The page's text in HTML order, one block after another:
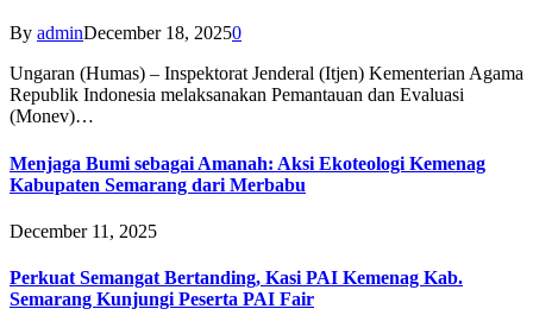
By adminDecember 18, 20250
Ungaran (Humas) – Inspektorat Jenderal (Itjen) Kementerian Agama
Republik Indonesia melaksanakan Pemantauan dan Evaluasi
(Monev)…
Menjaga Bumi sebagai Amanah: Aksi Ekoteologi Kemenag
Kabupaten Semarang dari Merbabu
December 11, 2025
Perkuat Semangat Bertanding, Kasi PAI Kemenag Kab.
Semarang Kunjungi Peserta PAI Fair